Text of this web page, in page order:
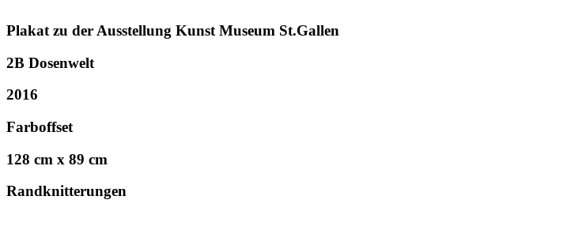
Plakat zu der Ausstellung Kunst Museum St.Gallen
2B Dosenwelt
2016
Farboffset
128 cm x 89 cm
Randknitterungen